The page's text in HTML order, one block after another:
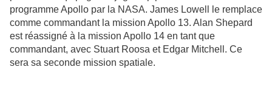
programme Apollo par la NASA. James Lowell le remplace
comme commandant la mission Apollo 13. Alan Shepard
est réassigné à la mission Apollo 14 en tant que
commandant, avec Stuart Roosa et Edgar Mitchell. Ce
sera sa seconde mission spatiale.